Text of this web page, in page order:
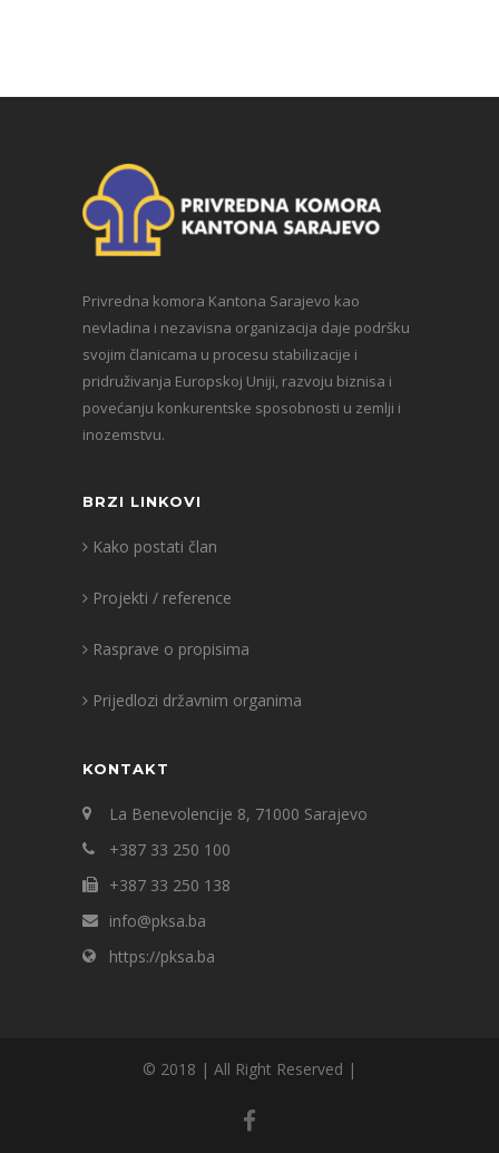
Privredna komora Kantona Sarajevo kao
nevladina i nezavisna organizacija daje podršku
svojim članicama u procesu stabilizacije i
pridruživanja Europskoj Uniji, razvoju biznisa i
povećanju konkurentske sposobnosti u zemlji i
inozemstvu.
BRZI LINKOVI
Kako postati član
Projekti / reference
Rasprave o propisima
Prijedlozi državnim organima
KONTAKT
La Benevolencije 8, 71000 Sarajevo
+387 33 250 100
+387 33 250 138
info@pksa.ba
https://pksa.ba
© 2018 | All Right Reserved |